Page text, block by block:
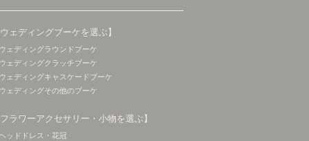
ウェディングブーケを選ぶ】
ウェディングラウンドブーケ
ウェディングクラッチブーケ
ウェディングキャスケードブーケ
ウェディングその他のブーケ
フラワーアクセサリー・小物を選ぶ】
ッドドレス・花冠